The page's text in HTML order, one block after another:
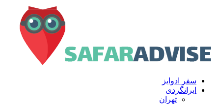
سفر ادوایز
ایرانگردی
تهران